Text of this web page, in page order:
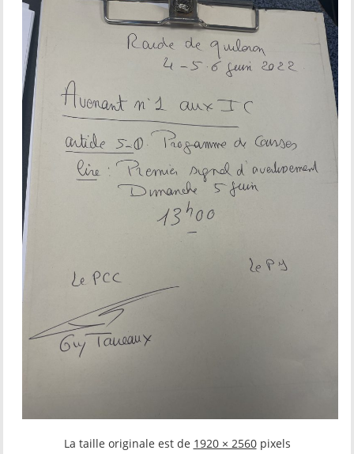
La taille originale est de 1920 × 2560pixels